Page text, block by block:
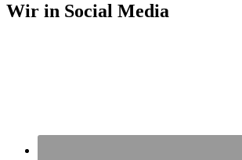
Wir in Social Media